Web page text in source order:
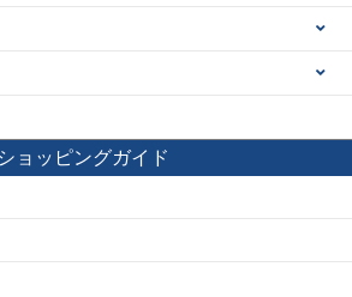
ショッピングガイド